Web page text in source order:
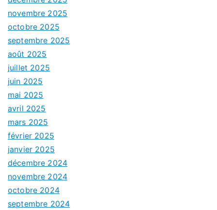
novembre 2025
octobre 2025
septembre 2025
août 2025
juillet 2025
juin 2025
mai 2025
avril 2025
mars 2025
février 2025
janvier 2025
décembre 2024
novembre 2024
octobre 2024
septembre 2024